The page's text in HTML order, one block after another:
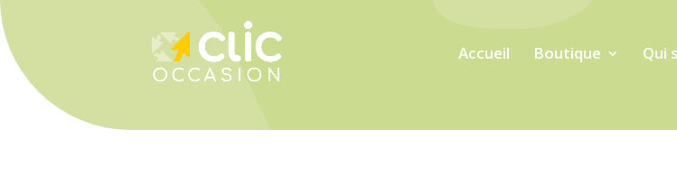
Accueil Boutique Qui
Panneau de gestion des cookies